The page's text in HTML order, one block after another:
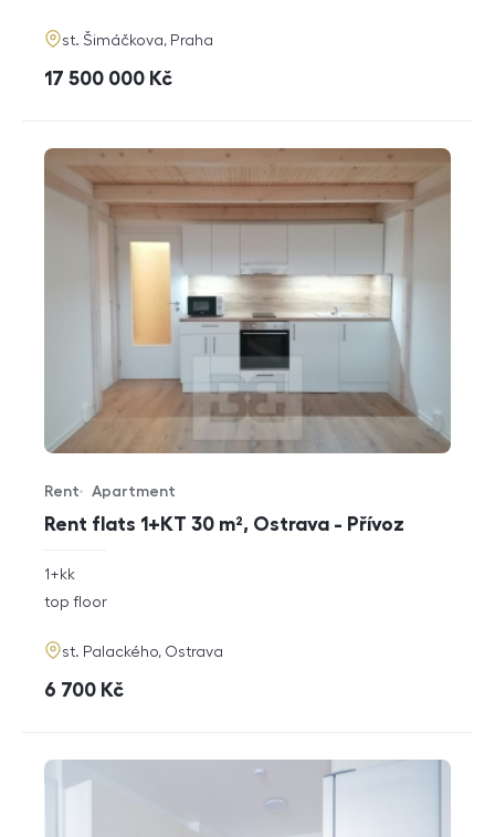
adresa
st. Šimáčkova, Praha
cena
17 500 000 Kč
Rent flats 1+KT 30 m², Ostrava - Přívoz
Offer type
Rent
Property type
Apartment
rozměry
disposition
1+kk
funkce
top floor
adresa
st. Palackého, Ostrava
cena
6 700 Kč